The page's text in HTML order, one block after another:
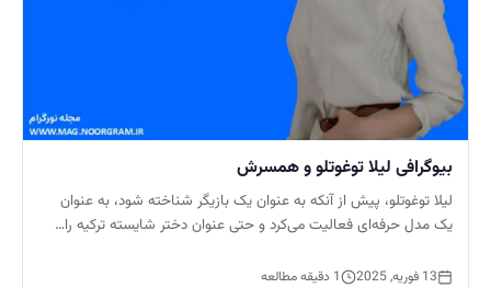
بیوگرافی لیلا توغوتلو و همسرش
لیلا توغوتلو، پیش از آنکه به عنوان یک بازیگر شناخته شود، به عنوان
یک مدل حرفه‌ای فعالیت می‌کرد و حتی عنوان دختر شایسته ترکیه را…
13 فوریه, 2025 1 دقیقه مطالعه